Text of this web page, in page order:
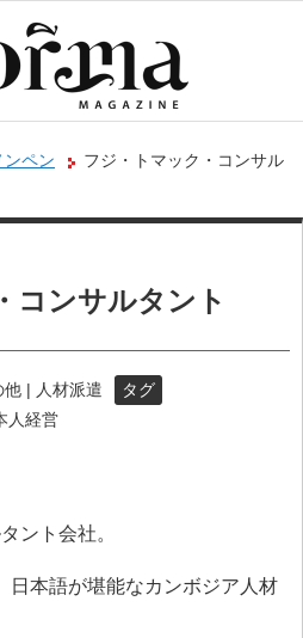
ンペン
フジ・トマック・コンサル
コンサルタント
| 人材派遣
タグ
人経営
ント会社。
日本語が堪能なカンボジア人材